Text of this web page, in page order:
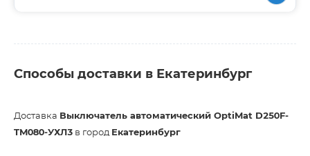
Способы доставки в Екатеринбург
Доставка Выключатель автоматический OptiMat D250F-
TM080-УХЛ3 в город Екатеринбург